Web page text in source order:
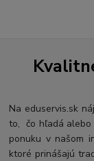
Na eduservis.sk
to, čo hľadá alebo
ponuku v našom
ktoré prinášajú